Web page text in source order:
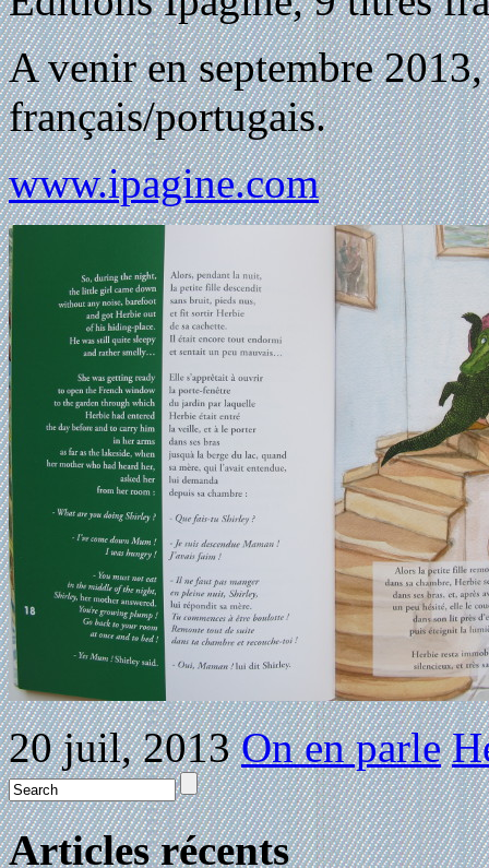
A venir en septembre
français/portugais.
www.ipagine.com
20 juil, 2013 On en parle
Articles récents